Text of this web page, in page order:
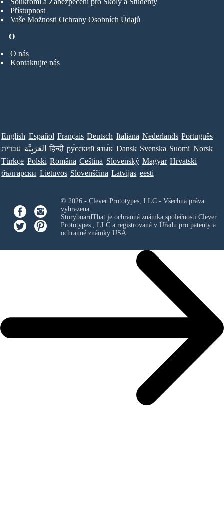
O
O nás
Kontaktujte nás
Přístupnost
Vaše Možnosti Ochrany Osobních Údajů
English Español Français Deutsch Italiana Nederlands Português
עברית العَرَبِيَّة हिन्दी ру́сский язы́к Dansk Svenska Suomi Norsk
Türkçe Polski Româna Ceština Slovenský Magyar Hrvatski
български Lietuvos Slovenščina Latvijas eesti
© 2026 - Clever Prototypes, LLC - Všechna práva
vyhrazena.
StoryboardThat je ochranná známka společnosti Clever
Prototypes , LLCa registrovaná v Úřadu pro patenty a
ochranné známky USA